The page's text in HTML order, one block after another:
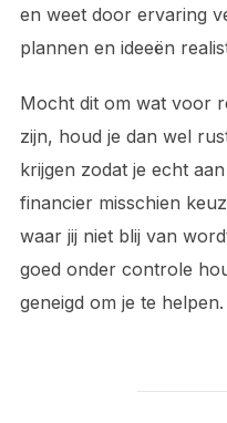
en weet door ervaring
plannen en ideeën
Mocht dit om wat voor
zijn, houd je dan wel
krijgen zodat je echt
financier misschien
waar jij niet blij van
goed onder controle
geneigd om je te helpen.